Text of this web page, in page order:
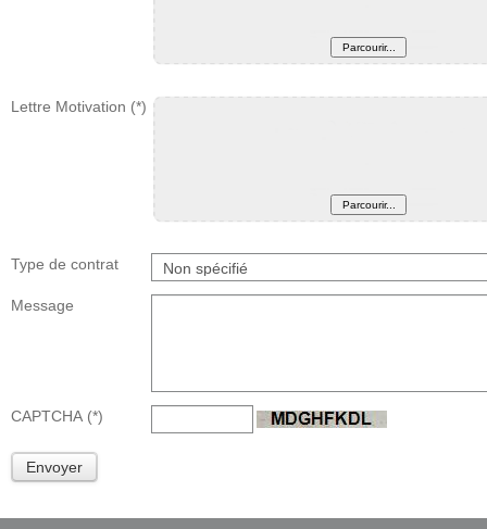
Lettre Motivation (*)
Type de contrat
Message
CAPTCHA (*)
Envoyer